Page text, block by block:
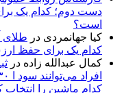
دست دوم؛ کدام یک
است؟
کیا جهانمردی در طلای
کدام یک برای حفظ
کمال عبدالله زاده در
کدام ماشین را